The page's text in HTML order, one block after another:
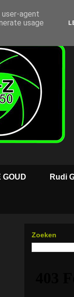
GOUD Rudi
Zoeken
agent
usage